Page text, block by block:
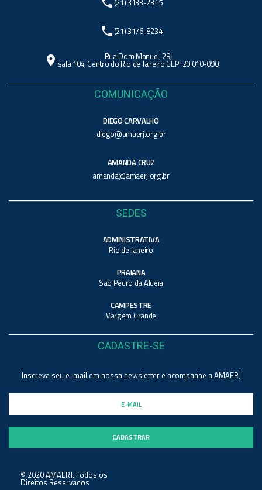
phone (21) 3176-8234
location_on Rua Dom Manuel, 29,
sala 104, Centro do Rio de Janeiro CEP: 20.010-090
COMUNICAÇÃO
DIEGO CARVALHO
diego@amaerj.org.br
AMANDA CRUZ
amanda@amaerj.org.br
SEDES
ADMINISTRATIVA
Rio de Janeiro
PRAIANA
São Pedro da Aldeia
CAMPESTRE
Vargem Grande
CADASTRE-SE
Inscreva seu e-mail em nossa newsletter e acompanhe a AMAERJ
© 2020 AMAERJ. Todos os
Direitos Reservados